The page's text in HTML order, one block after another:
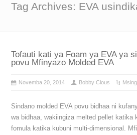
Tag Archives: EVA
Tofauti kati ya Foam ya EVA ya
povu Mfinyazo Molded EVA
Novemba 20, 2014 Bobby Clous
Sindano molded EVA povu bidhaa ni
wa bidhaa, wakiingiza melted pellet katika
fomula katika kubuni multi-dimensional.